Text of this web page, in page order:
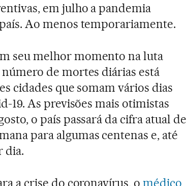
em julho a pandemia
Ao menos temporariamente.
seu melhor momento na luta
de mortes diárias está
cidades que somam vários dias
19. As previsões mais otimistas
o país passará da cifra atual de
para algumas centenas e, até
dia.
a crise do coronavírus, omédico